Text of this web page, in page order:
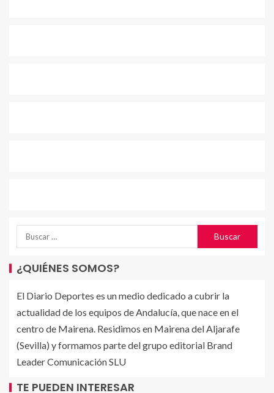
¿QUIÉNES SOMOS?
El Diario Deportes es un medio dedicado a cubrir la
actualidad de los equipos de Andalucía, que nace en el
centro de Mairena. Residimos en Mairena del Aljarafe
(Sevilla) y formamos parte del grupo editorial Brand
Leader Comunicación SLU
TE PUEDEN INTERESAR